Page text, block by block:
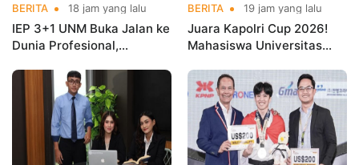
BERITA 18 jam yang lalu
IEP 3+1 UNM Buka Jalan ke
Dunia Profesional,
Kementerian Koperasi
BERITA 19 jam yang lalu
Juara Kapolri Cup 2026!
Mahasiswa Universitas
Nama Kampus di Kejurnas
Taekwondo